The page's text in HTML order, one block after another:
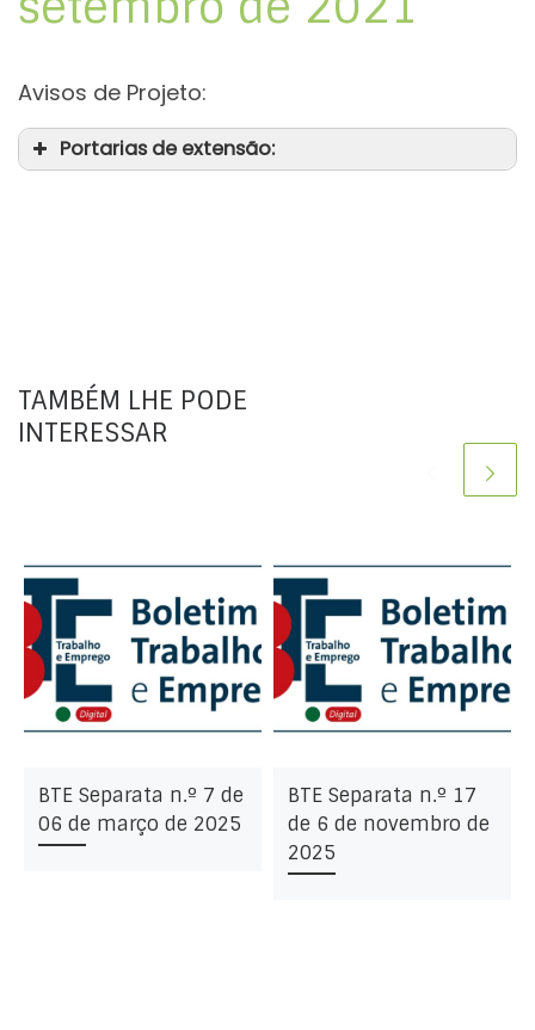
Avisos de Projeto:
Portarias de extensão:
TAMBÉM LHE PODE
INTERESSAR
BTE Separata n.º 7 de
06 de março de 2025
BTE Separata n.º 17
de 6 de novembro de
2025